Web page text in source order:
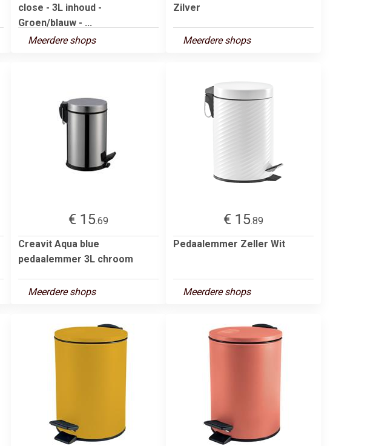
close - 3L inhoud -
Groen/blauw - ...
Meerdere shops
Zilver
Meerdere shops
€ 15.69
Creavit Aqua blue
pedaalemmer 3L chroom
Meerdere shops
€ 15.89
Pedaalemmer Zeller Wit
Meerdere shops